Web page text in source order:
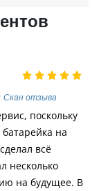
Скан отзыва
поскольку
на
всё
несколько
на будущее. В